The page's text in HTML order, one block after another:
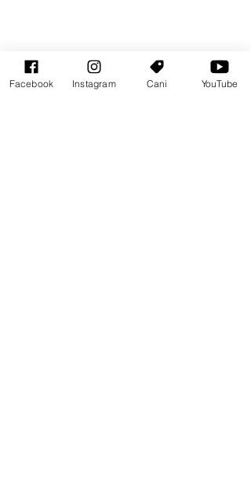
Facebook Instagram Cani YouTube